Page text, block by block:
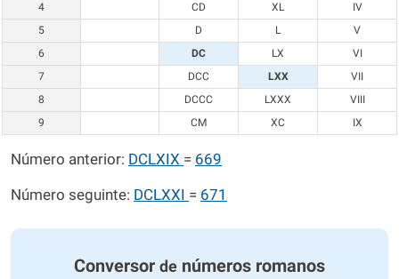
4
CD XL
IV
5
D L
V
6
DC LX
VI
7
DCC LXX
VII
8
DCCC LXXX
VIII
9
CM XC IX
Número anterior: DCLXIX = 669
Número seguinte: DCLXXI = 671
Conversor de números romanos